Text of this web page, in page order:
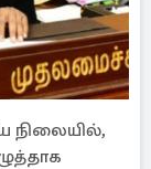
நிலையில்,